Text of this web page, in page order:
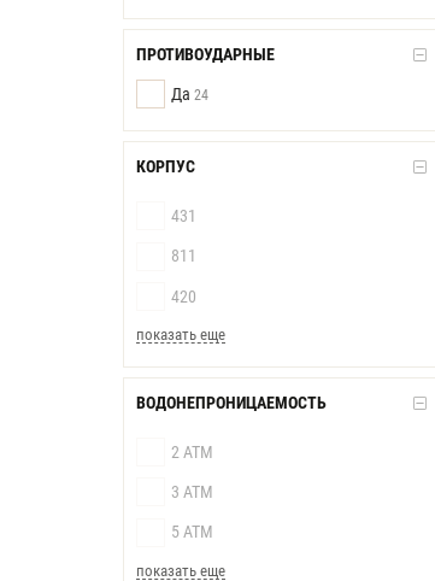
ПРОТИВОУДАРНЫЕ
Да 24
КОРПУС
431
811
420
показать еще
ВОДОНЕПРОНИЦАЕМОСТЬ
2 АТМ
3 АТМ
5 АТМ
показать еще